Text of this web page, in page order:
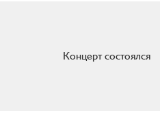
Концерт состоялся